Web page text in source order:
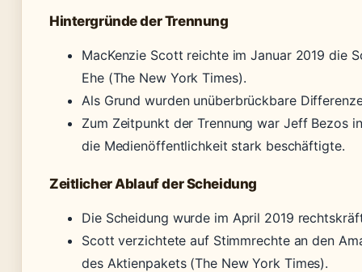
Hintergründe der Trennung
MacKenzie Scott reichte im Januar 2019 die
Ehe (The New York Times).
Als Grund wurden unüberbrückbare
Zum Zeitpunkt der Trennung war Jeff Bezos
die Medienöffentlichkeit stark beschäftigte.
Zeitlicher Ablauf der Scheidung
Die Scheidung wurde im April 2019
Scott verzichtete auf Stimmrechte an den
des Aktienpakets (The New York Times).